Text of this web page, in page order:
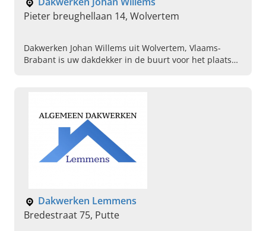
Pieter breughellaan 14, Wolvertem
Dakwerken Johan Willems uit Wolvertem, Vlaams-
Brabant is uw dakdekker in de buurt voor het plaatsen
Dakwerken Lemmens
Bredestraat 75, Putte